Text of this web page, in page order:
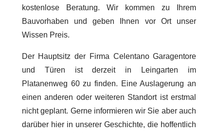
kostenlose Beratung. Wir kommen zu Ihrem
Bauvorhaben und geben Ihnen vor Ort unser
Wissen Preis.
Der Hauptsitz der Firma Celentano Garagentore
und Türen ist derzeit in Leingarten im
Platanenweg 60 zu finden. Eine Auslagerung an
einen anderen oder weiteren Standort ist erstmal
nicht geplant. Gerne informieren wir Sie aber auch
darüber hier in unserer Geschichte, die hoffentlich